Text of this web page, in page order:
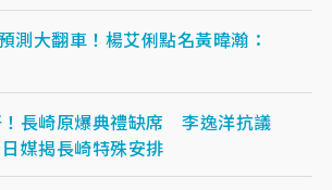
測大翻車！楊艾俐點名黃暐瀚：
長崎原爆典禮缺席 李逸洋抗議
日媒揭長崎特殊安排